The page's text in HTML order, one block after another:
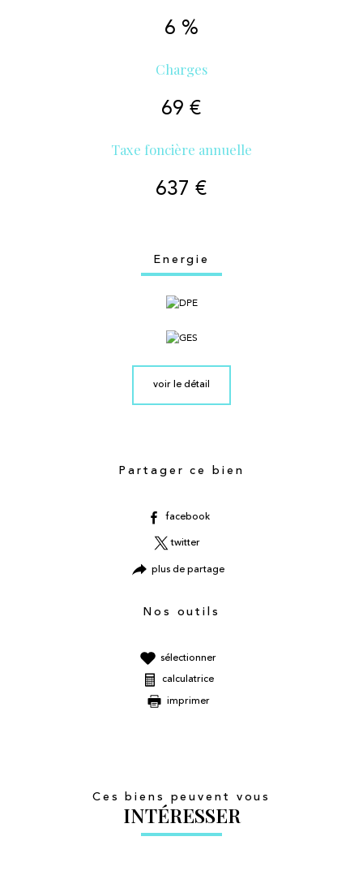
6 %
Charges
69 €
Taxe foncière annuelle
637 €
Energie
voir le détail
Partager ce bien
facebook
twitter
plus de partage
Nos outils
sélectionner
calculatrice
imprimer
Ces biens peuvent vous
INTÉRESSER